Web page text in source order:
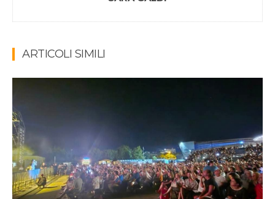
ARTICOLI SIMILI